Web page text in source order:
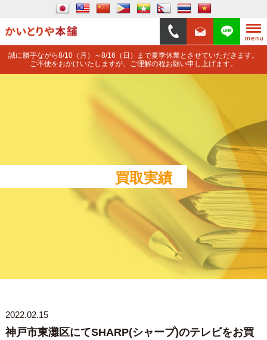
誠に勝手ながら8/10（月）～8/16（日）まで夏季休業とさせていただきます。
ご不便をおかけいたしますが、ご理解の程お願い申し上げます。
買取実績
2022.02.15
神戸市東灘区にてSHARP(シャープ)のテレビをお買